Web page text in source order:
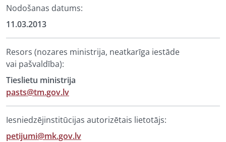
Nodošanas datums:
11.03.2013
Resors (nozares ministrija, neatkarīga iestāde
vai pašvaldība):
Tieslietu ministrija
pasts@tm.gov.lv
Iesniedzējinstitūcijas autorizētais lietotājs:
petijumi@mk.gov.lv